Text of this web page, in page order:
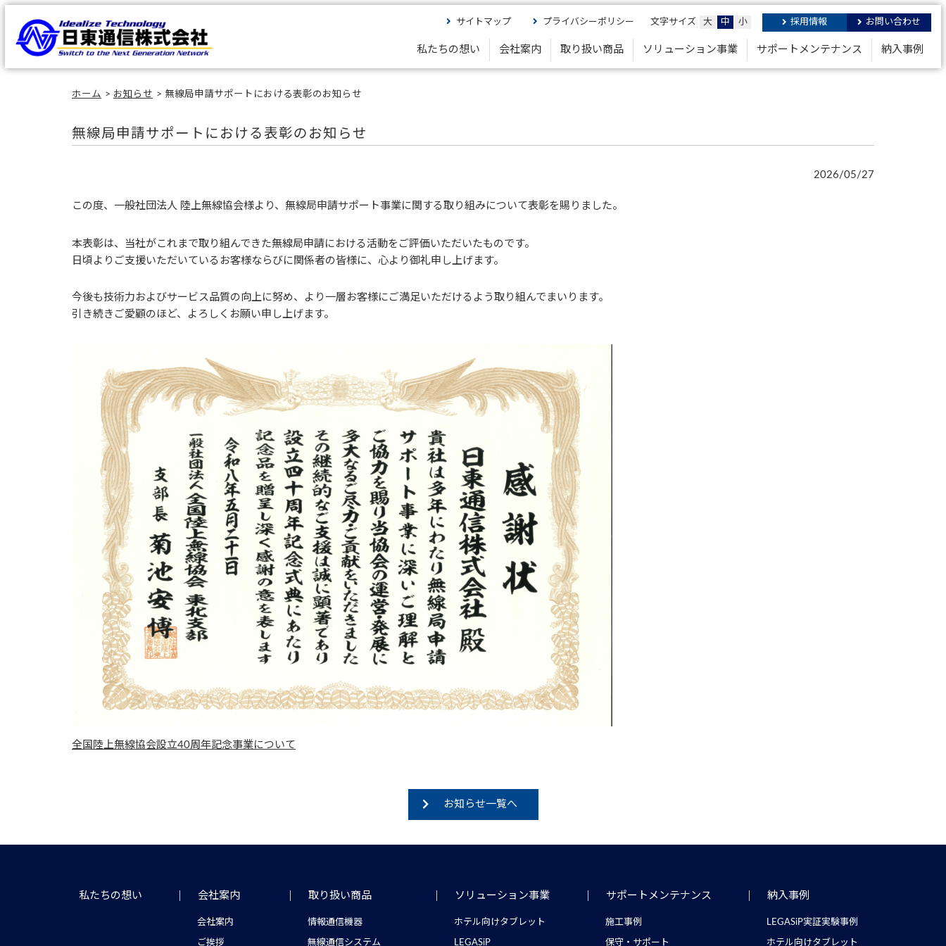
私たちの想い 会社案内 取り扱い商品 ソリューション事業 サポートメンテナンス 納入事例
サイトマップ プライバシーポリシー 文字サイズ 大 中 小 採用情報 お問い合わせ
ホーム お知らせ 無線局申請サポートにおける表彰のお知らせ
無線局申請サポートにおける表彰のお知らせ
2026/05/27
この度、一般社団法人 陸上無線協会様より、無線局申請サポート事業に関する取り組みについて表彰を賜りました。
本表彰は、当社がこれまで取り組んできた無線局申請における活動をご評価いただいたものです。
日頃よりご支援いただいているお客様ならびに関係者の皆様に、心より御礼申し上げます。
今後も技術力およびサービス品質の向上に努め、より一層お客様にご満足いただけるよう取り組んでまいります。
引き続きご愛顧のほど、よろしくお願い申し上げます。
全国陸上無線協会設立40周年記念事業について
お知らせ一覧へ
私たちの想い 会社案内
会社案内
ご挨拶
取り扱い商品
情報通信機器
無線通信システム
ソリューション事業
ホテル向けタブレット
LEGASiP
サポートメンテナンス
施工事例
保守・サポート
納入事例
LEGASiP実証実験事例
ホテル向けタブレット